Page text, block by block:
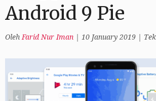
Android 9 Pie
Oleh Farid Nur Iman 10 January 2019